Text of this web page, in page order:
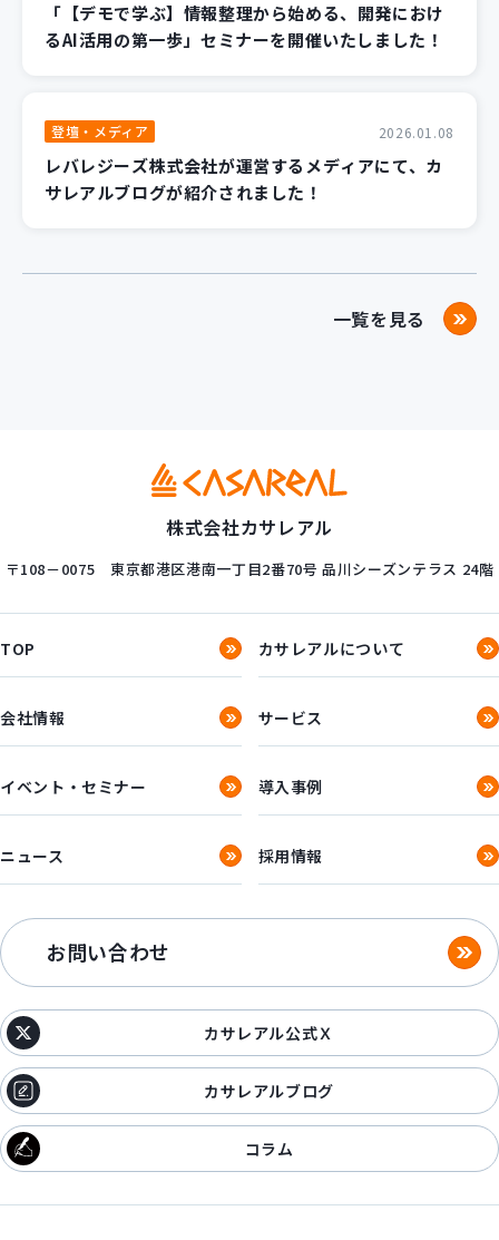
「【デモで学ぶ】情報整理から始める、開発におけ
るAI活用の第一歩」セミナーを開催いたしました！
登壇・メディア 2026.01.08
レバレジーズ株式会社が運営するメディアにて、カ
サレアルブログが紹介されました！
一覧を見る
株式会社カサレアル
〒108－0075 東京都港区港南一丁目2番70号 品川シーズンテラス 24階
TOP カサレアルについて
会社情報 サービス
イベント・セミナー 導入事例
ニュース 採用情報
お問い合わせ
カサレアル公式Ｘ
カサレアルブログ
コラム